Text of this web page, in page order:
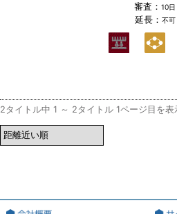
審査： 10日
延長： 不可
2タイトル中 1 ～ 2タイトル 1ページ目を表